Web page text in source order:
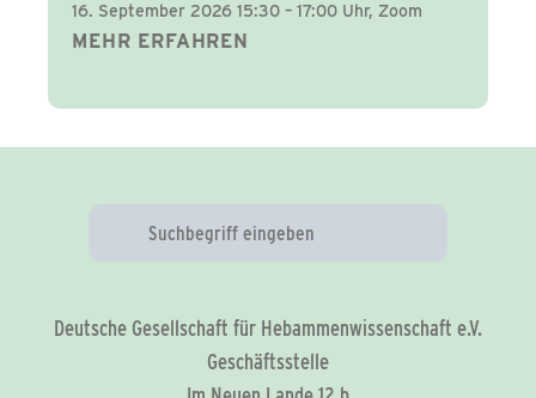
16. September 2026 15:30 – 17:00 Uhr, Zoom
MEHR ERFAHREN
Deutsche Gesellschaft für Hebammenwissenschaft e.V.
Geschäftsstelle